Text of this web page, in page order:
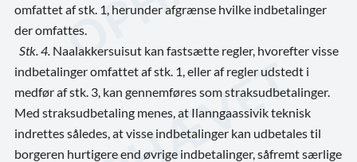
omfattet af stk. 1, herunder afgrænse hvilke indbetalinger
der omfattes.
Stk. 4. Naalakkersuisut kan fastsætte regler, hvorefter visse
indbetalinger omfattet af stk. 1, eller af regler udstedt i
medfør af stk. 3, kan gennemføres som straksudbetalinger.
Med straksudbetaling menes, at Ilanngaassivik teknisk
indrettes således, at visse indbetalinger kan udbetales til
borgeren hurtigere end øvrige indbetalinger, såfremt særlige